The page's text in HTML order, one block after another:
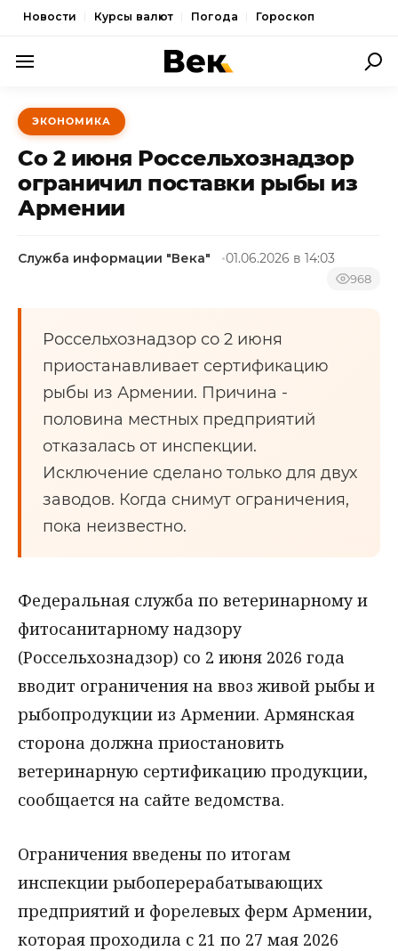
Новости Курсы валют Погода Гороскоп
ПОЛИТИКА
ЭКОНОМИКА
ОБЩЕСТВО
СПОРТ
ЭКОНОМИКА
Со 2 июня Россельхознадзор
ограничил поставки рыбы из
Армении
Служба информации "Века" 01.06.2026 в 14:03
968
Россельхознадзор со 2 июня
приостанавливает сертификацию
рыбы из Армении. Причина -
половина местных предприятий
отказалась от инспекции.
Исключение сделано только для двух
заводов. Когда снимут ограничения,
пока неизвестно.
Федеральная служба по ветеринарному и
фитосанитарному надзору
(Россельхознадзор) со 2 июня 2026 года
вводит ограничения на ввоз живой рыбы и
рыбопродукции из Армении. Армянская
сторона должна приостановить
ветеринарную сертификацию продукции,
сообщается на сайте ведомства.
Ограничения введены по итогам
инспекции рыбоперерабатывающих
предприятий и форелевых ферм Армении,
которая проходила с 21 по 27 мая 2026